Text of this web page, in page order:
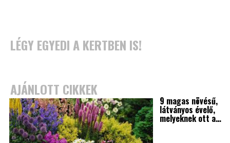
LÉGY EGYEDI A KERTBEN IS!
AJÁNLOTT CIKKEK
9 magas növésű,
látványos évelő,
melyeknek ott a…